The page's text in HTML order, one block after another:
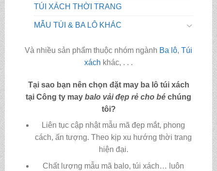
TÚI XÁCH THỜI TRANG
MẪU TÚI & BA LÔ KHÁC
Và nhiều sản phẩm thuộc nhóm ngành Ba lô, Túi
xách khác, . . .
Tại sao bạn nên chọn đặt may ba lô túi xách
tại Công ty may balo vải đẹp rẻ cho bé chúng
tôi?
Liên tục cập nhật mẫu mã đẹp mắt, phong
cách, ấn tượng. Theo kịp xu hướng thời trang
hiện đại.
Chất lượng mẫu mã balo, túi xách…
luôn